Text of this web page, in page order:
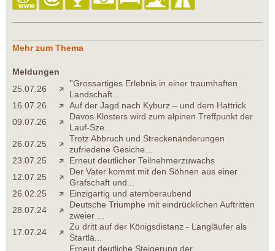
Mehr zum Thema
Meldungen
25.07.26
''Grossartiges Erlebnis in einer traumhaften
Landschaft...
16.07.26
Auf der Jagd nach Kyburz – und dem Hattrick
09.07.26
Davos Klosters wird zum alpinen Treffpunkt der
Lauf-Sze...
26.07.25
Trotz Abbruch und Streckenänderungen
zufriedene Gesiche...
23.07.25
Erneut deutlicher Teilnehmerzuwachs
12.07.25
Der Vater kommt mit den Söhnen aus einer
Grafschaft und...
26.02.25
Einzigartig und atemberaubend
28.07.24
Deutsche Triumphe mit eindrücklichen Auftritten
zweier ...
17.07.24
Zu dritt auf der Königsdistanz - Langläufer als
Startlä...
Erneut deutliche Steigerung der